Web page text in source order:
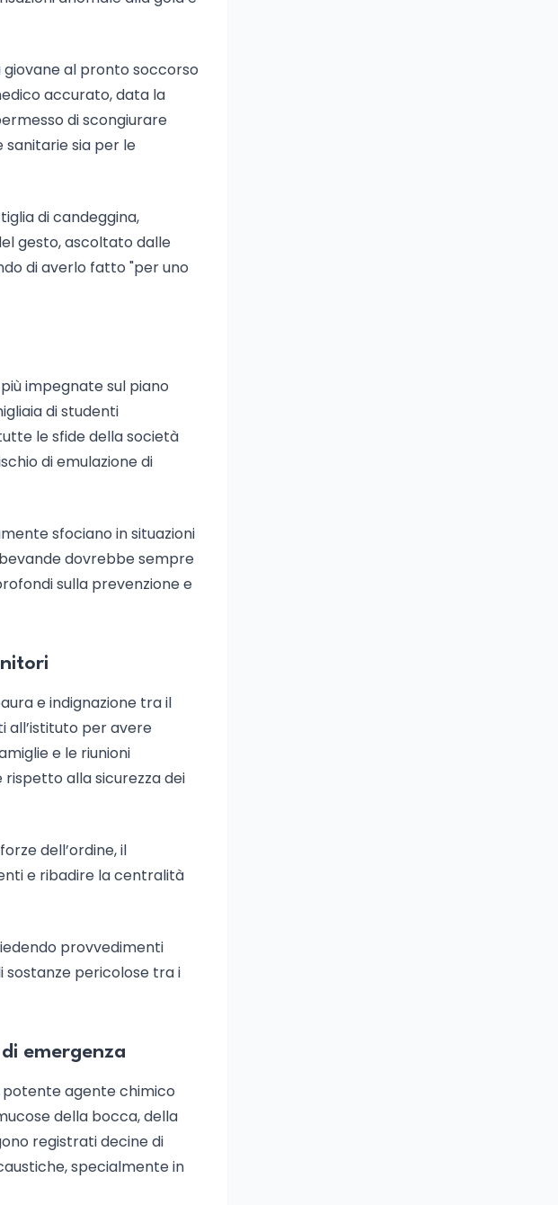
al pronto soccorso
accurato, data la
di scongiurare
sanitarie sia per le
di candeggina,
gesto, ascoltato dalle
di averlo fatto "per uno
impegnate sul piano
di studenti
le sfide della società
di emulazione di
sfociano in situazioni
dovrebbe sempre
sulla prevenzione e
e indignazione tra il
all’istituto per avere
e le riunioni
alla sicurezza dei
dell’ordine, il
e ribadire la centralità
provvedimenti
sostanze pericolose tra i
emergenza
potente agente chimico
della bocca, della
registrati decine di
specialmente in